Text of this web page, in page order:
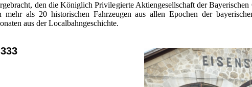
den die Königlich Privilegierte Aktiengesellschaft der
als 20 historischen Fahrzeugen aus allen Epochen der
aus der Localbahngeschichte.